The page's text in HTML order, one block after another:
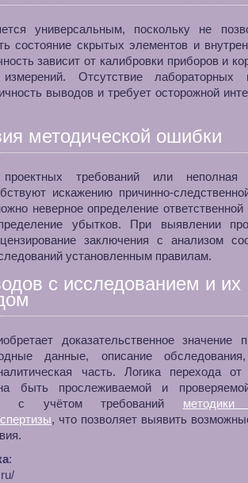
универсальным, поскольку не
состояние скрытых элементов и
зависит от калибровки приборов и
Отсутствие лабораторных
выводов и требует осторожной
методической ошибки
проектных требований или неполная
искажению причинно-
неверное определение
убытков. При выявлении
заключения с анализом
установленным правилам.
с исследованием и их
доказательственное значение
данные, описание
часть. Логика перехода
быть прослеживаемой и
с учётом требований методики
, что позволяет выявить
: